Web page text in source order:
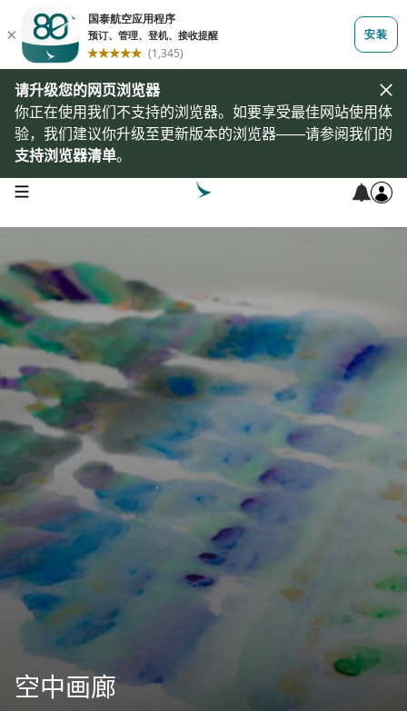
请升级您的网页浏览器
你正在使用我们不支持的浏览器。如要享受最佳网站使用体
验，我们建议你升级至更新版本的浏览器——请参阅我们的
支持浏览器清单。
open navigation menu
空中画廊